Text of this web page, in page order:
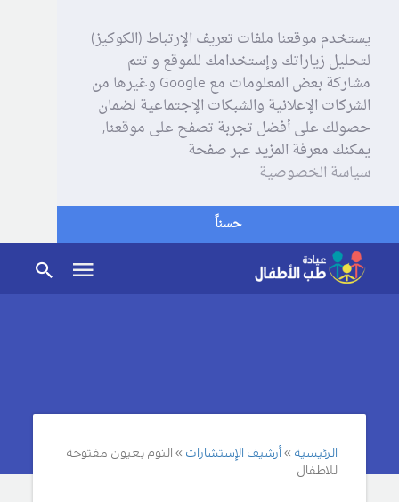
يستخدم موقعنا ملفات تعريف الإرتباط (الكوكيز)
لتحليل زياراتك وإستخدامك للموقع و تتم
مشاركة بعض المعلومات مع Google وغيرها من
الشركات الإعلانية والشبكات الإجتماعية لضمان
حصولك على أفضل تجربة تصفح على موقعنا,
يمكنك معرفة المزيد عبر صفحة
سياسة الخصوصية
حسناً
الرئيسية أرشيف الإستشارات
النوم بعيون مفتوحة
للاطفال